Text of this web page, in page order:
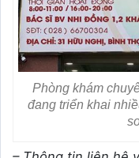
Phòng khám
đang triển khai